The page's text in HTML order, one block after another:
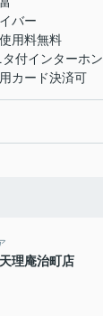
バー
用料無料
付インターホン
カード決済可
理庵治町店